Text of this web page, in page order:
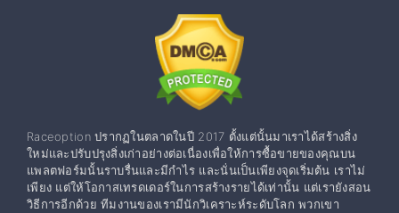
Raceoption ปรากฏในตลาดในปี 2017 ตั้งแต่นั้นมาเราได้สร้างสิ่ง
ใหม่และปรับปรุงสิ่งเก่าอย่างต่อเนื่องเพื่อให้การซื้อขายของคุณบน
แพลตฟอร์มนั้นราบรื่นและมีกำไร และนั่นเป็นเพียงจุดเริ่มต้น เราไม่
เพียง แต่ให้โอกาสเทรดเดอร์ในการสร้างรายได้เท่านั้น แต่เรายังสอน
วิธีการอีกด้วย ทีมงานของเรามีนักวิเคราะห์ระดับโลก พวกเขา